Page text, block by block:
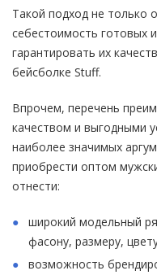
Такой подход не только
себестоимость готовых
гарантировать их
бейсболке Stuff.
Впрочем, перечень
качеством и выгодными
наиболее значимых
приобрести оптом
отнести:
широкий модельный
фасону, размеру,
возможность